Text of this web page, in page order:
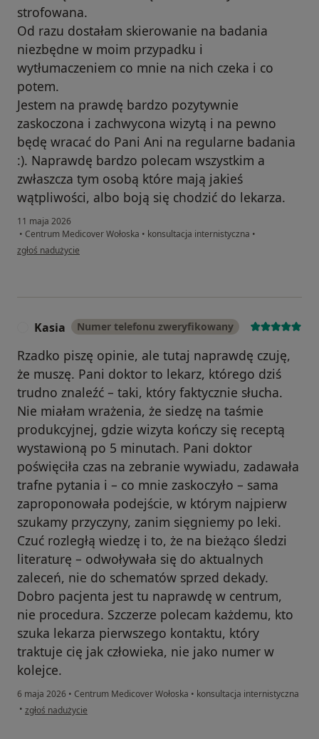
strofowana.
Od razu dostałam skierowanie na badania
niezbędne w moim przypadku i
wytłumaczeniem co mnie na nich czeka i co
potem.
Jestem na prawdę bardzo pozytywnie
zaskoczona i zachwycona wizytą i na pewno
będę wracać do Pani Ani na regularne badania
:). Naprawdę bardzo polecam wszystkim a
zwłaszcza tym osobą które mają jakieś
wątpliwości, albo boją się chodzić do lekarza.
11 maja 2026
• Centrum Medicover Wołoska • konsultacja internistyczna •
w opinii użytkownika Kasia
zgłoś nadużycie
Kasia Numer telefonu zweryfikowany
Rzadko piszę opinie, ale tutaj naprawdę czuję,
że muszę. Pani doktor to lekarz, którego dziś
trudno znaleźć – taki, który faktycznie słucha.
Nie miałam wrażenia, że siedzę na taśmie
produkcyjnej, gdzie wizyta kończy się receptą
wystawioną po 5 minutach. Pani doktor
poświęciła czas na zebranie wywiadu, zadawała
trafne pytania i – co mnie zaskoczyło – sama
zaproponowała podejście, w którym najpierw
szukamy przyczyny, zanim sięgniemy po leki.
Czuć rozległą wiedzę i to, że na bieżąco śledzi
literaturę – odwoływała się do aktualnych
zaleceń, nie do schematów sprzed dekady.
Dobro pacjenta jest tu naprawdę w centrum,
nie procedura. Szczerze polecam każdemu, kto
szuka lekarza pierwszego kontaktu, który
traktuje cię jak człowieka, nie jako numer w
kolejce.
6 maja 2026 • Centrum Medicover Wołoska • konsultacja internistyczna
• w opinii użytkownika Kasia
zgłoś nadużycie